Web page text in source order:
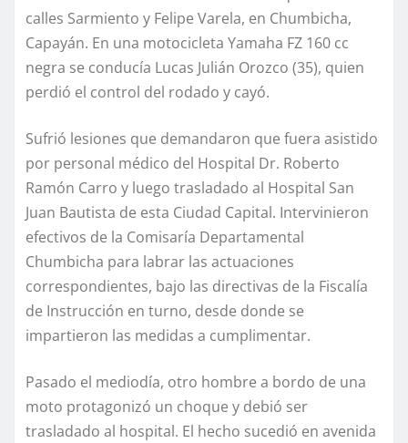
calles Sarmiento y Felipe Varela, en Chumbicha,
Capayán. En una motocicleta Yamaha FZ 160 cc
negra se conducía Lucas Julián Orozco (35), quien
perdió el control del rodado y cayó.
Sufrió lesiones que demandaron que fuera asistido
por personal médico del Hospital Dr. Roberto
Ramón Carro y luego trasladado al Hospital San
Juan Bautista de esta Ciudad Capital. Intervinieron
efectivos de la Comisaría Departamental
Chumbicha para labrar las actuaciones
correspondientes, bajo las directivas de la Fiscalía
de Instrucción en turno, desde donde se
impartieron las medidas a cumplimentar.
Pasado el mediodía, otro hombre a bordo de una
moto protagonizó un choque y debió ser
trasladado al hospital. El hecho sucedió en avenida